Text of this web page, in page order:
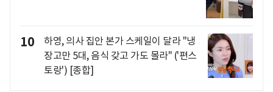
10
하영, 의사 집안 본가 스케일이 달라 "냉
장고만 5대, 음식 갖고 가도 몰라" ('편스
토랑') [종합]